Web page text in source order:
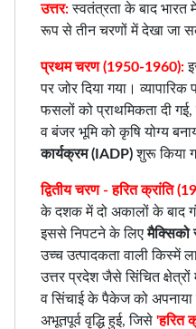
उत्तर:स्वतंत्रता के बाद भारत
रूप से तीन चरणों में देखा जा
प्रथम चरण (1950-1960):
पर जोर दिया गया।
फसलों को प्राथमिकता दी गई,
व बंजर भूमि को कृषि योग्य
कार्यक्रम (IADP)शुरू किया
द्वितीय चरण - हरित क्रांति
के दशक में दो अकालों के बाद
इससे निपटने के लिएमैक्सिको
उच्च उत्पादकता वाली किस्में
उत्तर प्रदेश जैसे सिंचित क्षेत्रों
व सिंचाई के पैकेज को अपनाया
अभूतपूर्व वृद्धि हुई, जिसे 'हरित